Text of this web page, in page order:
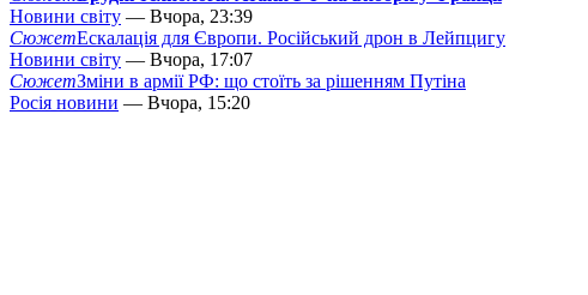
Новини світу — Вчора, 23:39
СюжетЕскалація для Європи. Російський дрон в Лейпцигу
Новини світу — Вчора, 17:07
СюжетЗміни в армії РФ: що стоїть за рішенням Путіна
Росія новини — Вчора, 15:20